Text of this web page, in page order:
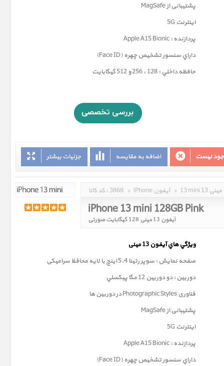
پشتیبانی از MagSafe
اینترنت 5G
پردازنده : Apple A15 Bionic
داراي سنسور تشخيص چهره (Face ID)
حافظه داخلي : 128 ، 256 و 512 گيگابايت
جزئیات بیشتر اضافه به مقایسه نیست
کد کالا : 3868 » iPhone آیفون » 13 mini 13 مینی
iPhone 13 mini 128GB Pink
آیفون 13 مینی 128 گیگابایت صورتی
ويژگي هاي آيفون 13
مینی
صفحه نمايش : سوپر رتينا 5.4 اينچ با لایه محافظ سرامیکی
دوربين : دو دوربین 12 مگا پيکسلي
فناوری Photographic Stylesدر دوربین ها
پشتیبانی از MagSafe
اینترنت 5G
پردازنده : Apple A15 Bionic
داراي سنسور تشخيص چهره (Face ID)